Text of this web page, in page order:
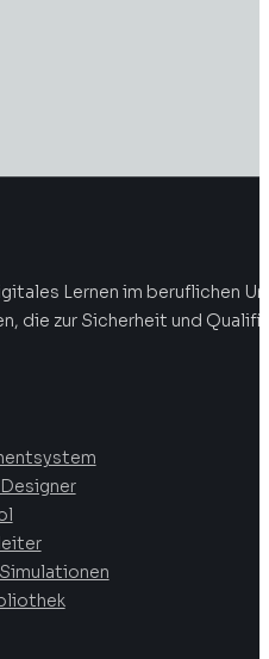
Lernen im beruflichen
die zur Sicherheit und